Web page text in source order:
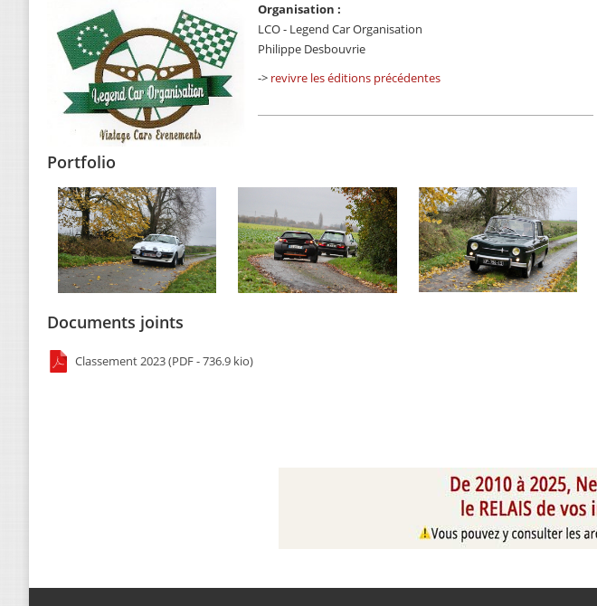
Organisation :
LCO - Legend Car Organisation
Philippe Desbouvrie
-> revivre les éditions précédentes
Portfolio
Documents joints
Classement 2023 (PDF - 736.9 kio)